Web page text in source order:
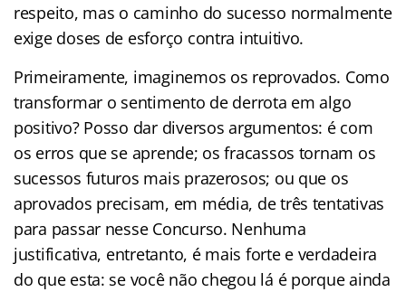
respeito, mas o caminho do sucesso normalmente
exige doses de esforço contra intuitivo.
Primeiramente, imaginemos os reprovados. Como
transformar o sentimento de derrota em algo
positivo? Posso dar diversos argumentos: é com
os erros que se aprende; os fracassos tornam os
sucessos futuros mais prazerosos; ou que os
aprovados precisam, em média, de três tentativas
para passar nesse Concurso. Nenhuma
justificativa, entretanto, é mais forte e verdadeira
do que esta: se você não chegou lá é porque ainda